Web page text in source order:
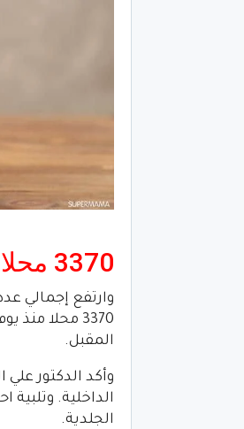
3370 محلا يشاركون في الكازيون الصيفي للتصفية الثانية
المقبل.
وأكد الدكتور علي
الداخلية.
الجلدية.